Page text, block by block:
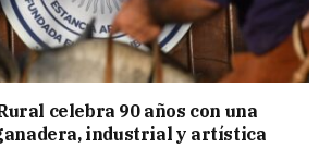
celebra 90 años con una
industrial y artística